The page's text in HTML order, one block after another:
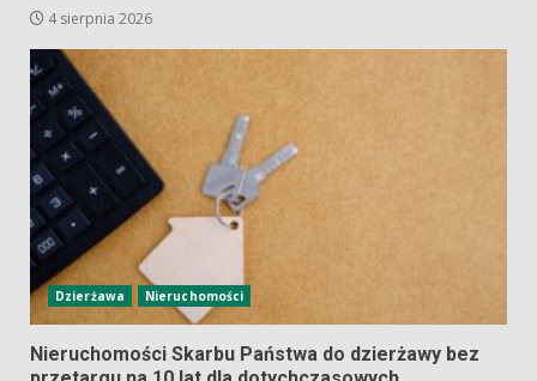
4 sierpnia 2026
Dzierżawa Nieruchomości
Nieruchomości Skarbu Państwa do dzierżawy bez